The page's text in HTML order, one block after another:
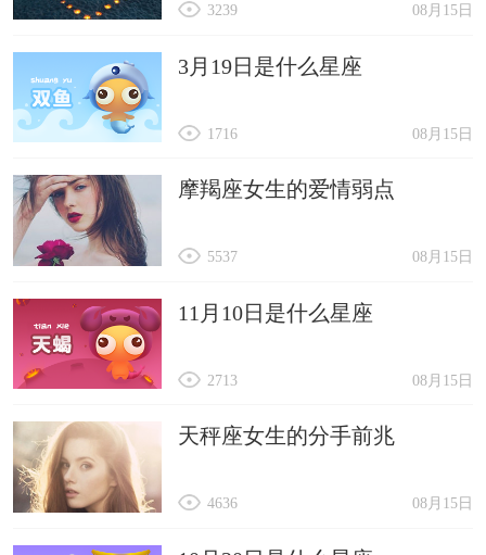
08月15日
3239
3月19日是什么星座
08月15日
1716
摩羯座女生的爱情弱点
08月15日
5537
11月10日是什么星座
08月15日
2713
天秤座女生的分手前兆
08月15日
4636